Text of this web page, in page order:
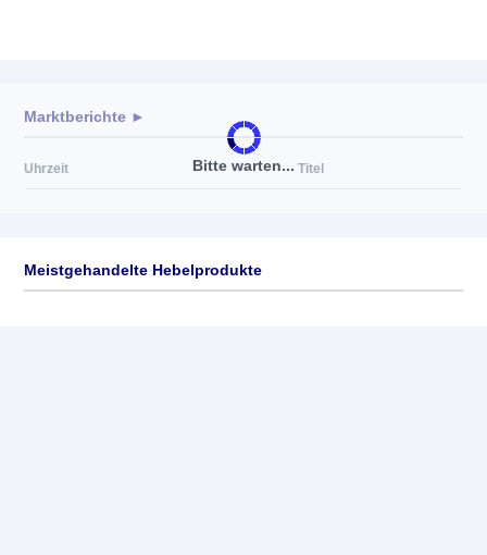
Bitte warten...
Marktberichte ►
Uhrzeit Titel
Meistgehandelte Hebelprodukte